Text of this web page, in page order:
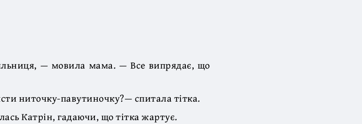
— мовила мама. — Все випрядає, що
ниточку-павутиночку?— спитала тітка.
Катрін, гадаючи, що тітка жартує.